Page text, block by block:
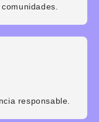
responsable.